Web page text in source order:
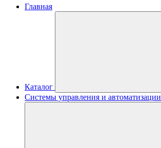
Главная
Каталог
Системы управления и автоматизации